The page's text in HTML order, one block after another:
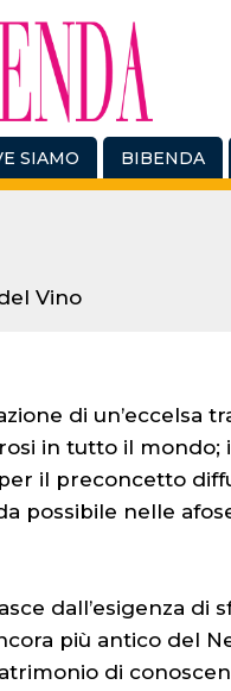
SIAMO BIBENDA
Vino
di un’eccelsa
in tutto il mondo;
il preconcetto
possibile nelle
dall’esigenza di
più antico del
di